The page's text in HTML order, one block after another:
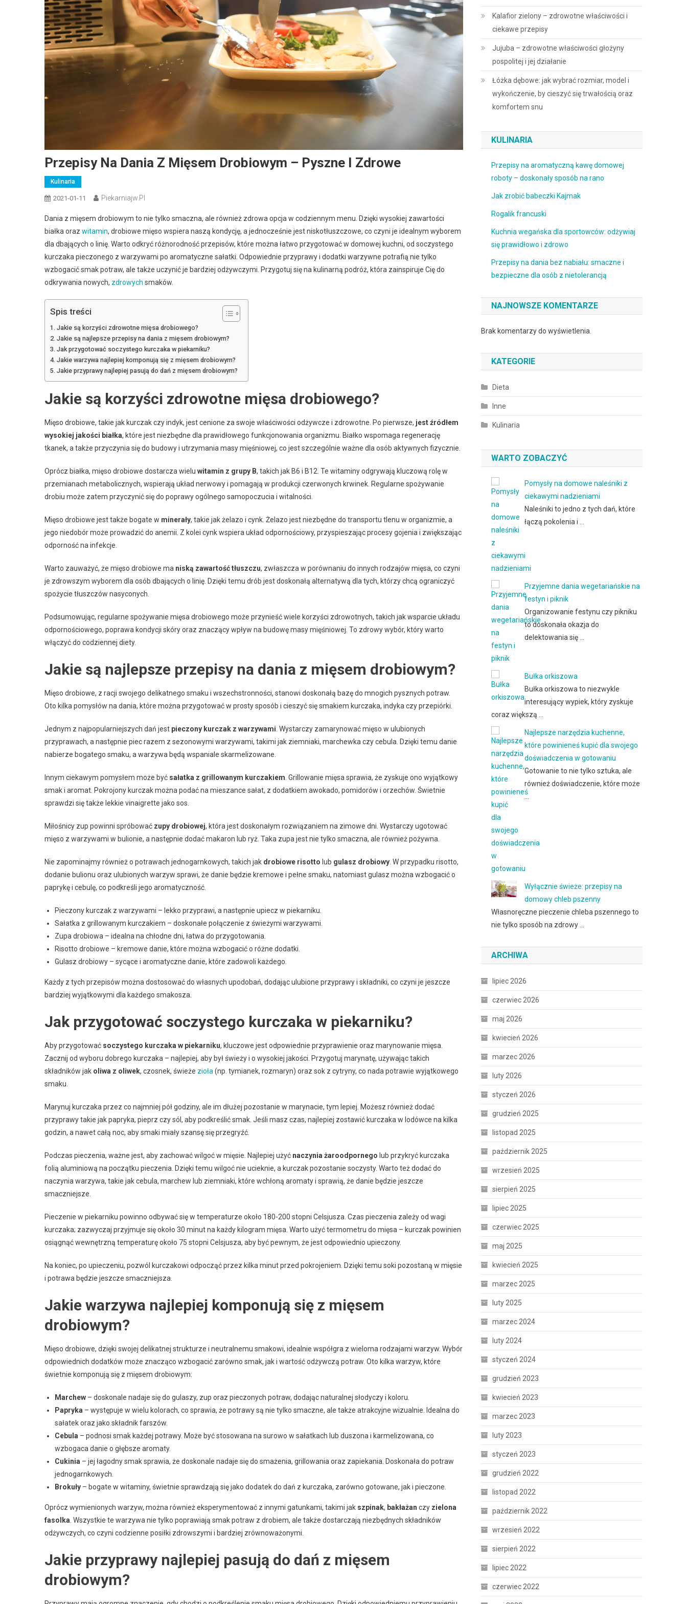
Przepisy Na Dania Z Mięsem Drobiowym – Pyszne I Zdrowe
Kulinaria
2021-01-11 Piekarniajw.pl
Dania z mięsem drobiowym to nie tylko smaczna, ale również zdrowa opcja w codziennym menu. Dzięki wysokiej zawartości
białka oraz witamin, drobiowe mięso wspiera naszą kondycję, a jednocześnie jest niskotłuszczowe, co czyni je idealnym wyborem
dla dbających o linię. Warto odkryć różnorodność przepisów, które można łatwo przygotować w domowej kuchni, od soczystego
kurczaka pieczonego z warzywami po aromatyczne sałatki. Odpowiednie przyprawy i dodatki warzywne potrafią nie tylko
wzbogacić smak potraw, ale także uczynić je bardziej odżywczymi. Przygotuj się na kulinarną podróż, która zainspiruje Cię do
odkrywania nowych, zdrowych smaków.
Spis treści
Jakie są korzyści zdrowotne mięsa drobiowego?
Jakie są najlepsze przepisy na dania z mięsem drobiowym?
Jak przygotować soczystego kurczaka w piekarniku?
Jakie warzywa najlepiej komponują się z mięsem drobiowym?
Jakie przyprawy najlepiej pasują do dań z mięsem drobiowym?
Jakie są korzyści zdrowotne mięsa drobiowego?
Mięso drobiowe, takie jak kurczak czy indyk, jest cenione za swoje właściwości odżywcze i zdrowotne. Po pierwsze, jest źródłem
wysokiej jakości białka, które jest niezbędne dla prawidłowego funkcjonowania organizmu. Białko wspomaga regenerację
tkanek, a także przyczynia się do budowy i utrzymania masy mięśniowej, co jest szczególnie ważne dla osób aktywnych fizycznie.
Oprócz białka, mięso drobiowe dostarcza wielu witamin z grupy B, takich jak B6 i B12. Te witaminy odgrywają kluczową rolę w
przemianach metabolicznych, wspierają układ nerwowy i pomagają w produkcji czerwonych krwinek. Regularne spożywanie
drobiu może zatem przyczynić się do poprawy ogólnego samopoczucia i witalności.
Mięso drobiowe jest także bogate w minerały, takie jak żelazo i cynk. Żelazo jest niezbędne do transportu tlenu w organizmie, a
jego niedobór może prowadzić do anemii. Z kolei cynk wspiera układ odpornościowy, przyspieszając procesy gojenia i zwiększając
odporność na infekcje.
Warto zauważyć, że mięso drobiowe ma niską zawartość tłuszczu, zwłaszcza w porównaniu do innych rodzajów mięsa, co czyni
je zdrowszym wyborem dla osób dbających o linię. Dzięki temu drób jest doskonałą alternatywą dla tych, którzy chcą ograniczyć
spożycie tłuszczów nasyconych.
Podsumowując, regularne spożywanie mięsa drobiowego może przynieść wiele korzyści zdrowotnych, takich jak wsparcie układu
odpornościowego, poprawa kondycji skóry oraz znaczący wpływ na budowę masy mięśniowej. To zdrowy wybór, który warto
włączyć do codziennej diety.
Jakie są najlepsze przepisy na dania z mięsem drobiowym?
Mięso drobiowe, z racji swojego delikatnego smaku i wszechstronności, stanowi doskonałą bazę do mnogich pysznych potraw.
Oto kilka pomysłów na dania, które można przygotować w prosty sposób i cieszyć się smakiem kurczaka, indyka czy przepiórki.
Jednym z najpopularniejszych dań jest pieczony kurczak z warzywami . Wystarczy zamarynować mięso w ulubionych
przyprawach, a następnie piec razem z sezonowymi warzywami, takimi jak ziemniaki, marchewka czy cebula. Dzięki temu danie
nabierze bogatego smaku, a warzywa będą wspaniale skarmelizowane.
Innym ciekawym pomysłem może być sałatka z grillowanym kurczakiem . Grillowanie mięsa sprawia, że zyskuje ono wyjątkowy
smak i aromat. Pokrojony kurczak można podać na mieszance sałat, z dodatkiem awokado, pomidorów i orzechów. Świetnie
sprawdzi się także lekkie vinaigrette jako sos.
Miłośnicy zup powinni spróbować zupy drobiowej, która jest doskonałym rozwiązaniem na zimowe dni. Wystarczy ugotować
mięso z warzywami w bulionie, a następnie dodać makaron lub ryż. Taka zupa jest nie tylko smaczna, ale również pożywna.
Nie zapominajmy również o potrawach jednogarnkowych, takich jak drobiowe risotto lub gulasz drobiowy . W przypadku risotto,
dodanie bulionu oraz ulubionych warzyw sprawi, że danie będzie kremowe i pełne smaku, natomiast gulasz można wzbogacić o
paprykę i cebulę, co podkreśli jego aromatyczność.
Pieczony kurczak z warzywami – lekko przyprawi, a następnie upiecz w piekarniku.
Sałatka z grillowanym kurczakiem – doskonałe połączenie z świeżymi warzywami.
Zupa drobiowa – idealna na chłodne dni, łatwa do przygotowania.
Risotto drobiowe – kremowe danie, które można wzbogacić o różne dodatki.
Gulasz drobiowy – sycące i aromatyczne danie, które zadowoli każdego.
Każdy z tych przepisów można dostosować do własnych upodobań, dodając ulubione przyprawy i składniki, co czyni je jeszcze
bardziej wyjątkowymi dla każdego smakosza.
Jak przygotować soczystego kurczaka w piekarniku?
Aby przygotować soczystego kurczaka w piekarniku, kluczowe jest odpowiednie przyprawienie oraz marynowanie mięsa.
Zacznij od wyboru dobrego kurczaka – najlepiej, aby był świeży i o wysokiej jakości. Przygotuj marynatę, używając takich
składników jak oliwa z oliwek, czosnek, świeże zioła (np. tymianek, rozmaryn) oraz sok z cytryny, co nada potrawie wyjątkowego
smaku.
Marynuj kurczaka przez co najmniej pół godziny, ale im dłużej pozostanie w marynacie, tym lepiej. Możesz również dodać
przyprawy takie jak papryka, pieprz czy sól, aby podkreślić smak. Jeśli masz czas, najlepiej zostawić kurczaka w lodówce na kilka
godzin, a nawet całą noc, aby smaki miały szansę się przegryźć.
Podczas pieczenia, ważne jest, aby zachować wilgoć w mięsie. Najlepiej użyć naczynia żaroodpornego lub przykryć kurczaka
folią aluminiową na początku pieczenia. Dzięki temu wilgoć nie ucieknie, a kurczak pozostanie soczysty. Warto też dodać do
naczynia warzywa, takie jak cebula, marchew lub ziemniaki, które wchłoną aromaty i sprawią, że danie będzie jeszcze
smaczniejsze.
Pieczenie w piekarniku powinno odbywać się w temperaturze około 180-200 stopni Celsjusza. Czas pieczenia zależy od wagi
kurczaka; zazwyczaj przyjmuje się około 30 minut na każdy kilogram mięsa. Warto użyć termometru do mięsa – kurczak powinien
osiągnąć wewnętrzną temperaturę około 75 stopni Celsjusza, aby być pewnym, że jest odpowiednio upieczony.
Na koniec, po upieczeniu, pozwól kurczakowi odpocząć przez kilka minut przed pokrojeniem. Dzięki temu soki pozostaną w mięsie
i potrawa będzie jeszcze smaczniejsza.
Jakie warzywa najlepiej komponują się z mięsem
drobiowym?
Mięso drobiowe, dzięki swojej delikatnej strukturze i neutralnemu smakowi, idealnie współgra z wieloma rodzajami warzyw. Wybór
odpowiednich dodatków może znacząco wzbogacić zarówno smak, jak i wartość odżywczą potraw. Oto kilka warzyw, które
świetnie komponują się z mięsem drobiowym:
Marchew – doskonale nadaje się do gulaszy, zup oraz pieczonych potraw, dodając naturalnej słodyczy i koloru.
Papryka – występuje w wielu kolorach, co sprawia, że potrawy są nie tylko smaczne, ale także atrakcyjne wizualnie. Idealna do
sałatek oraz jako składnik farszów.
Cebula – podnosi smak każdej potrawy. Może być stosowana na surowo w sałatkach lub duszona i karmelizowana, co
wzbogaca danie o głębsze aromaty.
Cukinia – jej łagodny smak sprawia, że doskonale nadaje się do smażenia, grillowania oraz zapiekania. Doskonała do potraw
jednogarnkowych.
Brokuły – bogate w witaminy, świetnie sprawdzają się jako dodatek do dań z kurczaka, zarówno gotowane, jak i pieczone.
Oprócz wymienionych warzyw, można również eksperymentować z innymi gatunkami, takimi jak szpinak, bakłażan czy zielona
fasolka . Wszystkie te warzywa nie tylko poprawiają smak potraw z drobiem, ale także dostarczają niezbędnych składników
odżywczych, co czyni codzienne posiłki zdrowszymi i bardziej zrównoważonymi.
Jakie przyprawy najlepiej pasują do dań z mięsem
drobiowym?
Kalafior zielony – zdrowotne właściwości i
ciekawe przepisy
Jujuba – zdrowotne właściwości głożyny
pospolitej i jej działanie
Łóżka dębowe: jak wybrać rozmiar, model i
wykończenie, by cieszyć się trwałością oraz
komfortem snu
KULINARIA
Przepisy na aromatyczną kawę domowej
roboty – doskonały sposób na rano
Jak zrobić babeczki Kajmak
Rogalik francuski
Kuchnia wegańska dla sportowców: odżywiaj
się prawidłowo i zdrowo
Przepisy na dania bez nabiału: smaczne i
bezpieczne dla osób z nietolerancją
NAJNOWSZE KOMENTARZE
Brak komentarzy do wyświetlenia.
KATEGORIE
Dieta
Inne
Kulinaria
WARTO ZOBACZYĆ
Pomysły na domowe naleśniki z
ciekawymi nadzieniami
Naleśniki to jedno z tych dań, które
łączą pokolenia i …
Przyjemne dania wegetariańskie na
festyn i piknik
Organizowanie festynu czy pikniku
to doskonała okazja do
delektowania się …
Bułka orkiszowa
Bułka orkiszowa to niezwykle
interesujący wypiek, który zyskuje
coraz większą …
Najlepsze narzędzia kuchenne,
które powinieneś kupić dla swojego
doświadczenia w gotowaniu
Gotowanie to nie tylko sztuka, ale
również doświadczenie, które może
…
Wyłącznie świeże: przepisy na
domowy chleb pszenny
Własnoręczne pieczenie chleba pszennego to
nie tylko sposób na zdrowy …
ARCHIWA
lipiec 2026
czerwiec 2026
maj 2026
kwiecień 2026
marzec 2026
luty 2026
styczeń 2026
grudzień 2025
listopad 2025
październik 2025
wrzesień 2025
sierpień 2025
lipiec 2025
czerwiec 2025
maj 2025
kwiecień 2025
marzec 2025
luty 2025
marzec 2024
luty 2024
styczeń 2024
grudzień 2023
kwiecień 2023
marzec 2023
luty 2023
styczeń 2023
grudzień 2022
listopad 2022
październik 2022
wrzesień 2022
sierpień 2022
lipiec 2022
czerwiec 2022